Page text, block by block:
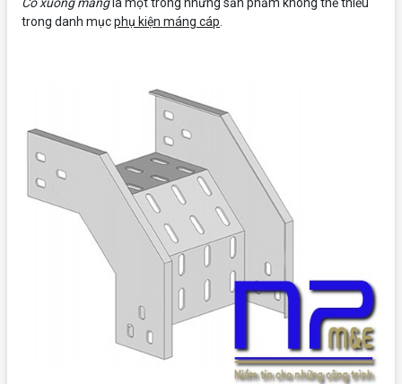
trong danh mụcphụ kiện máng cáp